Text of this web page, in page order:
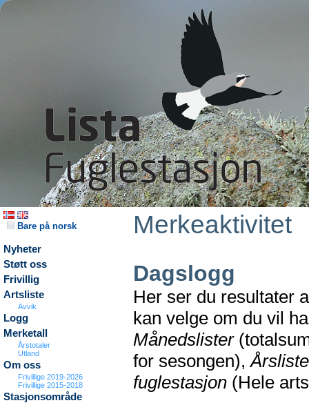
Bare på norsk
Nyheter
Støtt oss
Frivillig
Artsliste
Avvik
Logg
Merketall
Årstotaler
Utland
Om oss
Frivillige 2019-2026
Frivillige 2015-2018
Stasjonsområde
Merkeaktivitet
Dagslogg
Her ser du resultater
kan velge om du vil
Månedslister
for sesongen),
fuglestasjon (Hele